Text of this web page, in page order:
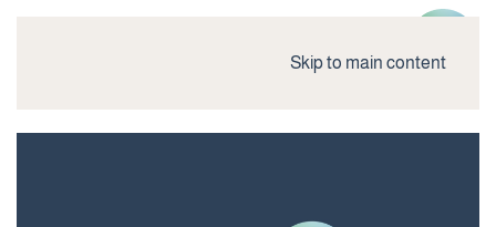
Skip to main content